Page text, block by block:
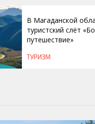
В Магаданской
туристский слёт
путешествие»
ТУРИЗМ